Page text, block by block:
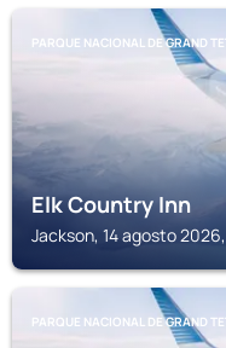
PARQUE NACIONAL DE GRAND
Elk Country Inn
Jackson, 14 agosto
PARQUE NACIONAL DE GRAND